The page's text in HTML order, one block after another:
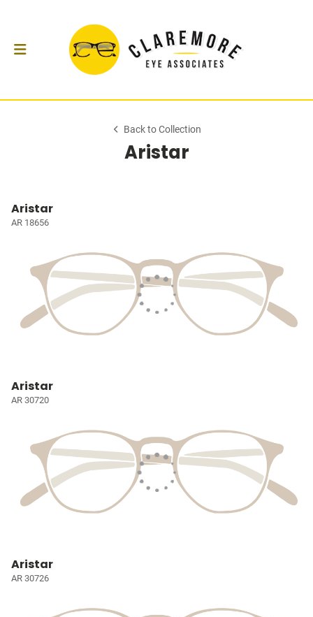
Back to Collection
Aristar
Aristar
AR 18656
Aristar
AR 30720
Aristar
AR 30726